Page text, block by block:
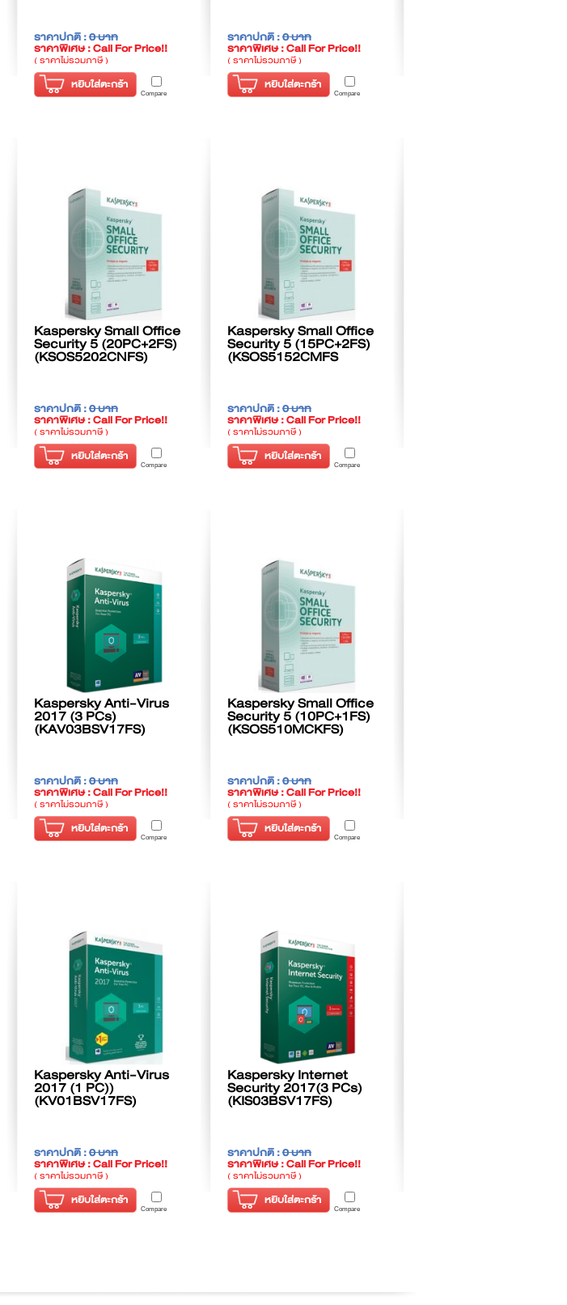
ราคาปกติ :0 บาท
ราคาพิเศษ : Call For Price!!
( ราคาไม่รวมภาษี )
หยิบใส่ตะกร้า
Compare
ราคาปกติ :0 บาท
ราคาพิเศษ : Call For Price!!
( ราคาไม่รวมภาษี )
หยิบใส่ตะกร้า
Compare
Kaspersky Small Office
Security 5 (20PC+2FS)
(KSOS5202CNFS)
ราคาปกติ :0 บาท
ราคาพิเศษ : Call For Price!!
( ราคาไม่รวมภาษี )
หยิบใส่ตะกร้า
Compare
Kaspersky Small Office
Security 5 (15PC+2FS)
(KSOS5152CMFS
ราคาปกติ :0 บาท
ราคาพิเศษ : Call For Price!!
( ราคาไม่รวมภาษี )
หยิบใส่ตะกร้า
Compare
Kaspersky Anti-Virus
2017 (3 PCs)
(KAV03BSV17FS)
ราคาปกติ :0 บาท
ราคาพิเศษ : Call For Price!!
( ราคาไม่รวมภาษี )
หยิบใส่ตะกร้า
Compare
Kaspersky Small Office
Security 5 (10PC+1FS)
(KSOS510MCKFS)
ราคาปกติ :0 บาท
ราคาพิเศษ : Call For Price!!
( ราคาไม่รวมภาษี )
หยิบใส่ตะกร้า
Compare
Kaspersky Anti-Virus
2017 (1 PC))
(KV01BSV17FS)
ราคาปกติ :0 บาท
ราคาพิเศษ : Call For Price!!
( ราคาไม่รวมภาษี )
หยิบใส่ตะกร้า
Compare
Kaspersky Internet
Security 2017(3 PCs)
(KIS03BSV17FS)
ราคาปกติ :0 บาท
ราคาพิเศษ : Call For Price!!
( ราคาไม่รวมภาษี )
หยิบใส่ตะกร้า
Compare